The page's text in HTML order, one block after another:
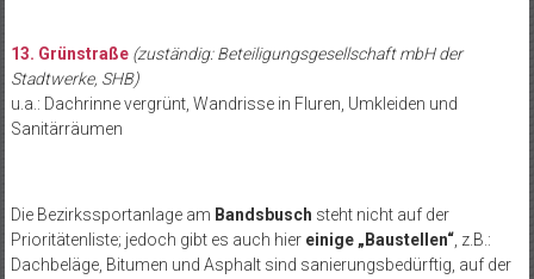
13. Grünstraße (zuständig: Beteiligungsgesellschaft mbH der
Stadtwerke, SHB)
u.a.: Dachrinne vergrünt, Wandrisse in Fluren, Umkleiden und
Sanitärräumen
Die Bezirkssportanlage am Bandsbusch steht nicht auf der
Prioritätenliste; jedoch gibt es auch hier einige „Baustellen“, z.B.:
Dachbeläge, Bitumen und Asphalt sind sanierungsbedürftig, auf der